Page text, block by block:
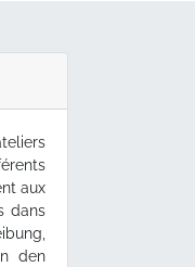
aux
dans
den